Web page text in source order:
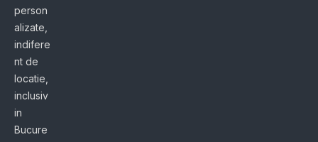
person
alizate,
indifere
nt de
locatie,
inclusiv
in
Bucure